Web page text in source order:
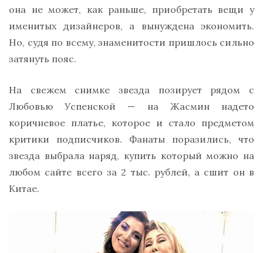
она не может, как раньше, приобретать вещи у
именитых дизайнеров, а вынуждена экономить.
Но, судя по всему, знаменитости пришлось сильно
затянуть пояс.
На свежем снимке звезда позирует рядом с
Любовью Успенской — на Жасмин надето
коричневое платье, которое и стало предметом
критики подписчиков. Фанаты поразились, что
звезда выбрала наряд, купить который можно на
любом сайте всего за 2 тыс. рублей, а сшит он в
Китае.